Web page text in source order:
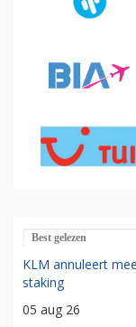
Best gelezen
KLM annuleert
staking
05 aug 26